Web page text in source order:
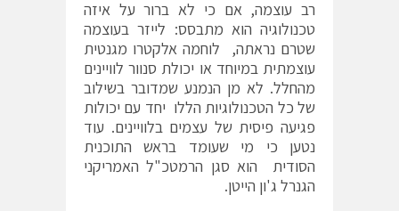
רב עוצמה, אם כי לא ברור על איזה
טכנולוגיה הוא מתבסס: לייזר בעוצמה
שטרם נראתה, לוחמה אלקטרו מגנטית
עוצמתית במיוחד או יכולת סנוור לוויינים
מהחלל. לא מן הנמנע שמדובר בשילוב
של כל הטכנולוגיות הללו יחד עם יכולות
פגיעה פיסית של עצמים בלוויינים. עוד
נטען כי מי שעומד בראש התוכנית
הסודית הוא סגן הרמטכ"ל האמריקני
הגנרל ג'ון הייטן.